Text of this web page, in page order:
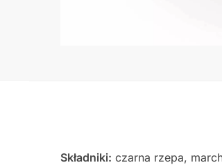
Składniki: czarna rzepa,